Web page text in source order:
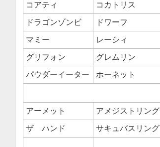
コアティ コカトリス
ドラゴンゾンビ ドワーフ
マミー レーシィ
グリフォン グレムリン
パウダーイーター ホーネット
アーメット アメジストリング
ザ ハンド サキュバスリング